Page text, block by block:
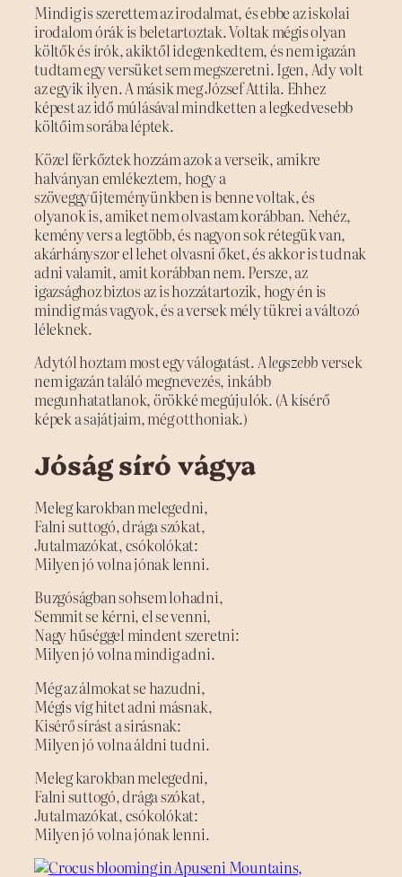
Mindig is szerettem az irodalmat, és ebbe az iskolai
irodalom órák is beletartoztak. Voltak mégis olyan
költők és írók, akiktől idegenkedtem, és nem igazán
tudtam egy versüket sem megszeretni. Igen, Ady volt
az egyik ilyen. A másik meg József Attila. Ehhez
képest az idő múlásával mindketten a legkedvesebb
költőim sorába léptek.
Közel férkőztek hozzám azok a verseik, amikre
halványan emlékeztem, hogy a
szöveggyűjteményünkben is benne voltak, és
olyanok is, amiket nem olvastam korábban. Nehéz,
kemény vers a legtöbb, és nagyon sok rétegük van,
akárhányszor el lehet olvasni őket, és akkor is tudnak
adni valamit, amit korábban nem. Persze, az
igazsághoz biztos az is hozzátartozik, hogy én is
mindig más vagyok, és a versek mély tükrei a változó
léleknek.
Adytól hoztam most egy válogatást. Alegszebbversek
nem igazán találó megnevezés, inkább
megunhatatlanok, örökké megújulók. (A kísérő
képek a sajátjaim, még otthoniak.)
Jóság síró vágya
Meleg karokban melegedni,
Falni suttogó, drága szókat,
Jutalmazókat, csókolókat:
Milyen jó volna jónak lenni.
Buzgóságban sohsem lohadni,
Semmit se kérni, el se venni,
Nagy hűséggel mindent szeretni:
Milyen jó volna mindig adni.
Még az álmokat se hazudni,
Mégis víg hitet adni másnak,
Kisérő sírást a sirásnak:
Milyen jó volna áldni tudni.
Meleg karokban melegedni,
Falni suttogó, drága szókat,
Jutalmazókat, csókolókat:
Milyen jó volna jónak lenni.